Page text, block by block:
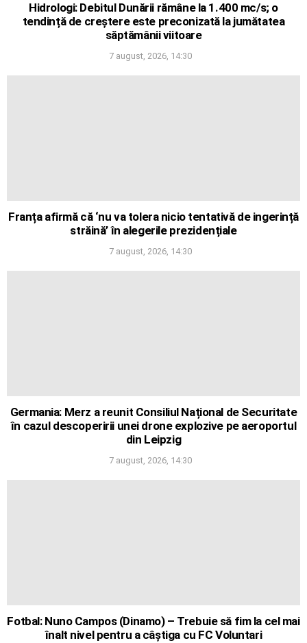
Hidrologi: Debitul Dunării rămâne la 1.400 mc/s; o
tendință de creștere este preconizată la jumătatea
săptămânii viitoare
7 august, 2026, 14:30
Franța afirmă că ‘nu va tolera nicio tentativă de ingerință
străină’ în alegerile prezidențiale
7 august, 2026, 14:30
Germania: Merz a reunit Consiliul Național de Securitate
în cazul descoperirii unei drone explozive pe aeroportul
din Leipzig
7 august, 2026, 14:30
Fotbal: Nuno Campos (Dinamo) – Trebuie să fim la cel mai
înalt nivel pentru a câștiga cu FC Voluntari